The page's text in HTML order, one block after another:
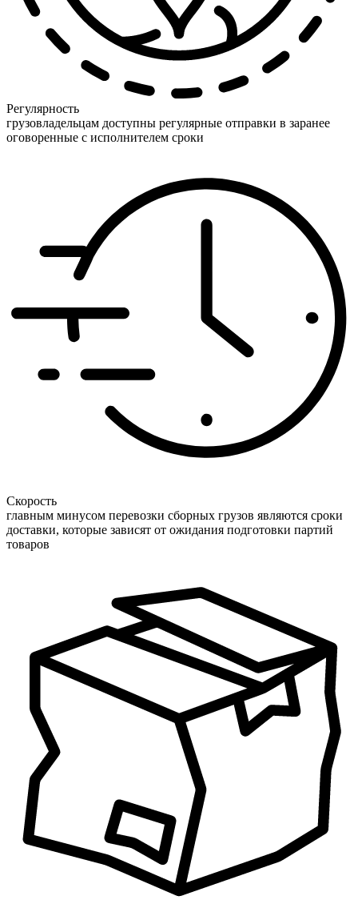
Регулярность
грузовладельцам доступны регулярные отправки в заранее
оговоренные с исполнителем сроки
Скорость
главным минусом перевозки сборных грузов являются сроки
доставки, которые зависят от ожидания подготовки партий
товаров